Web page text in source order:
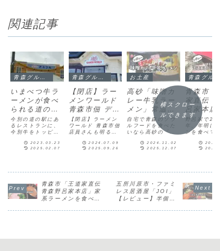
関連記事
いまべつ牛ラ
ーメンが食べ
られる道の駅
「いまべつ半
島プラザアス
クル」！新幹
線はやぶさの
今別の道の駅にあ
るレストランに、
今別牛をトッピン
あるとの情報をキ
ャッチ！パパそー
食べに行ぐか？マ
マえ！今から？う
～ん...行く！一回
渋りつつ、必ず行
2023.03.23
2025.02.07
【閉店】ラー
メンワールド
青森市佃 デカ
盛りラーメン
の安くて美味
しいお店
【閉店】ラーメン
ワールド 青森市佃
店員さんも明るく
歩きランチでお世
話になりました。
た。閉店、改装後
に鰻の成瀬がオー
プンしました。営
業時のレビューラ
2024.07.09
2025.09.26
お土産
高砂「味噌カ
レー牛乳ラー
メン」常温で
きる半生麺！
味の再現力高
め
自宅で青森のソウ
ルフードを食べた
いなら高砂の「味
メン」がおすす
め。通称・あじさ
すが、クオリティ
が高くて美味しか
ったです。高砂
「味噌カレー牛乳
2024.11.02
2025.12.07
青森市「
家直伝
呂家本店
系ラーメ
食べてき
【レビュ
野呂家で
年、年明け
ンを食べて
入った瞬間
地よい接客
た。野呂家
観光通りを
向かってま
横スクロー
ルできます
青森市「王道家直伝
青森野呂家本店」家
系ラーメンを食べて
五所川原市・ファミ
レス居酒屋「JOI」
【レビュー】半個室